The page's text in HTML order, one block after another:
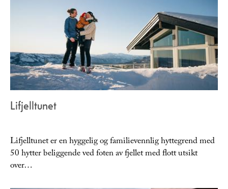
Lifjelltunet
Lifjelltunet er en hyggelig og familievennlig hyttegrend med
50 hytter beliggende ved foten av fjellet med flott utsikt
over…